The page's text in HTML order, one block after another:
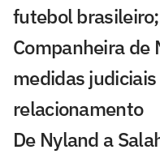
futebol
Companheira de
medidas
relacionamento
De Nyland a